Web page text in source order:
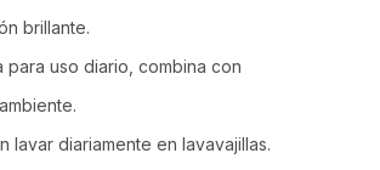
brillante.
para uso diario, combina con
lavar diariamente en lavavajillas.